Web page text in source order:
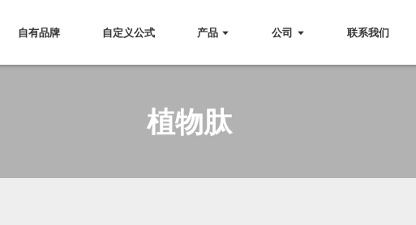
自有品牌 自定义公式 产品 公司 联系我们
植物肽